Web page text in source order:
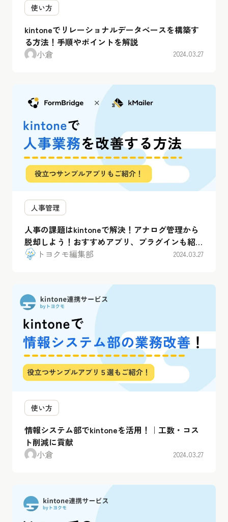
使い方
kintoneでリレーショナルデータベースを構築す
る方法！手順やポイントを解説
小倉
2024.03.27
人事管理
人事の課題はkintoneで解決！アナログ管理から
脱却しよう！おすすめアプリ、プラグインも紹
介！トヨクモ編集部 2024.03.27
使い方
情報システム部でkintoneを活用！｜工数・コス
ト削減に貢献
小倉
2024.03.27